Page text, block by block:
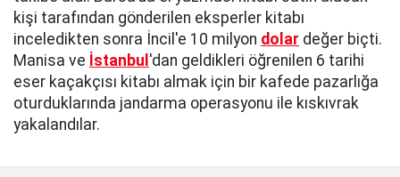
kişi tarafından gönderilen eksperler kitabı
inceledikten sonra İncil'e 10 milyon dolar değer biçti.
Manisa ve İstanbul 'dan geldikleri öğrenilen 6 tarihi
eser kaçakçısı kitabı almak için bir kafede pazarlığa
oturduklarında jandarma operasyonu ile kıskıvrak
yakalandılar.